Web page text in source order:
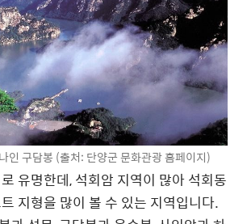
구담봉 (출처: 단양군 문화관광 홈페이지)
유명한데, 석회암 지역이 많아 석회동
지형을 많이 볼 수 있는 지역입니다.